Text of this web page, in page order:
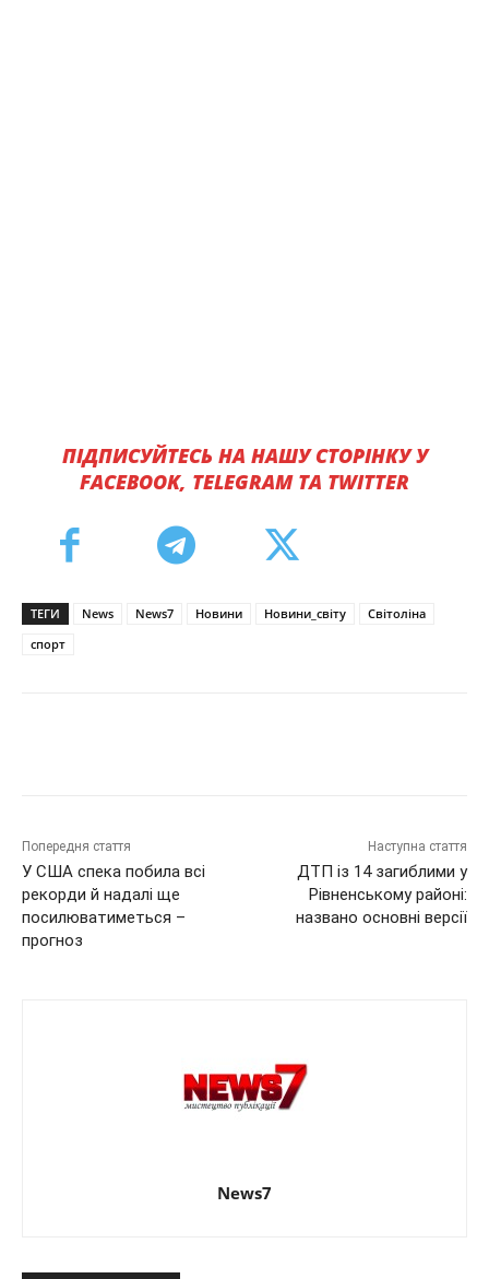
ПІДПИСУЙТЕСЬ НА НАШУ СТОРІНКУ У
FACEBOOK, TELEGRAM ТА TWITTER
ТЕГИ News News7 Новини Новини_світу
Світоліна
спорт
Попередня стаття
У США спека побила всі
рекорди й надалі ще
посилюватиметься –
прогноз
Наступна стаття
ДТП із 14 загиблими у
Рівненському районі:
названо основні версії
News7